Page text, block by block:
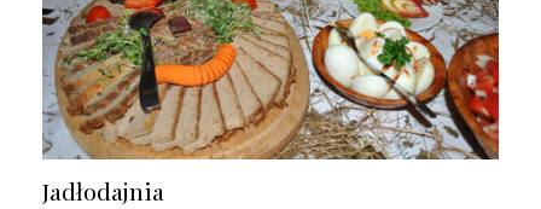
Jadłodajnia